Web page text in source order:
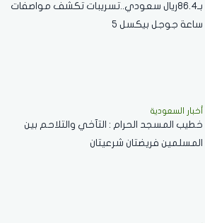
بـ86.4ريال سعودي..تسريبات تكشف مواصفات
ساعة جوجل بيكسل 5
أخبار السعودية
خطيب المسجد الحرام : التآخي والتلاحم بين
المسلمين فريضتان شرعيتان